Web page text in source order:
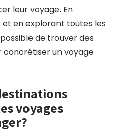
leur voyage. En
en explorant toutes les
de trouver des
concrétiser un voyage
voyages